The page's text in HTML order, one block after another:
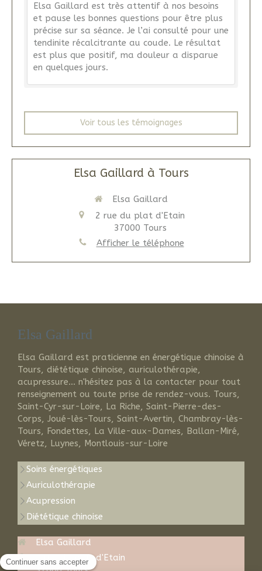
Elsa Gaillard est très attentif à nos besoins
et pause les bonnes questions pour être plus
précise sur sa séance. Je l’ai consulté pour une
tendinite récalcitrante au coude. Le résultat
est plus que positif, ma douleur a disparue
en quelques jours.
Voir tous les témoignages
Elsa Gaillard à Tours
Elsa Gaillard
2 rue du plat d'Etain
37000 Tours
Afficher le téléphone
Elsa Gaillard
Elsa Gaillard est praticienne en énergétique chinoise à
Tours, diététique chinoise, auriculothérapie,
acupressure... n'hésitez pas à la contacter pour tout
renseignement ou toute prise de rendez-vous. Tours,
Saint-Cyr-sur-Loire, La Riche, Saint-Pierre-des-
Corps, Joué-lès-Tours, Saint-Avertin, Chambray-lès-
Tours, Fondettes, La Ville-aux-Dames, Ballan-Miré,
Véretz, Luynes, Montlouis-sur-Loire
Soins énergétiques
Auriculothérapie
Acupression
Diététique chinoise
Elsa Gaillard
2 rue du plat d'Etain